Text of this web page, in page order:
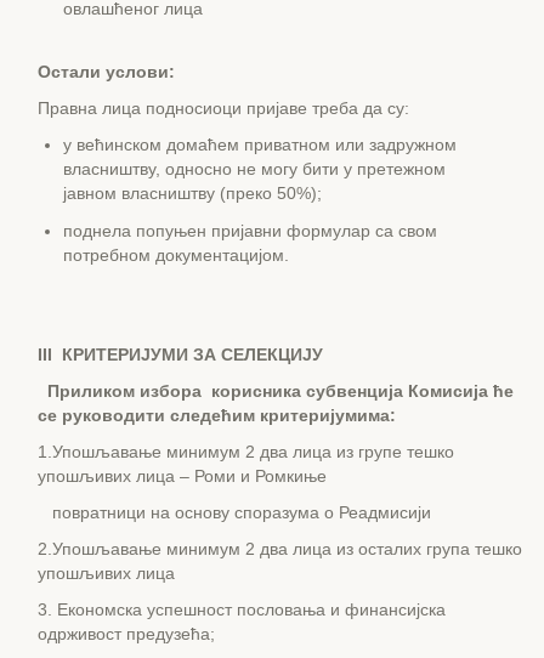
овлашћеног лица
Остали услови:
Правна лица подносиоци пријаве треба да су:
у већинском домаћем приватном или задружном
власништву, односно не могу бити у претежном
јавном власништву (преко 50%);
поднела попуњен пријавни формулар са свом
потребном документацијом.
III КРИТЕРИЈУМИ ЗА СЕЛЕКЦИЈУ
Приликом избора корисника субвенција Комисија ће
се руководити следећим критеријумима:
1.Упошљавање минимум 2 два лица из групе тешко
упошљивих лица – Роми и Ромкиње
повратници на основу споразума о Реадмисији
2.Упошљавање минимум 2 два лица из осталих група тешко
упошљивих лица
3. Економска успешност пословања и финансијска
одрживост предузећа;